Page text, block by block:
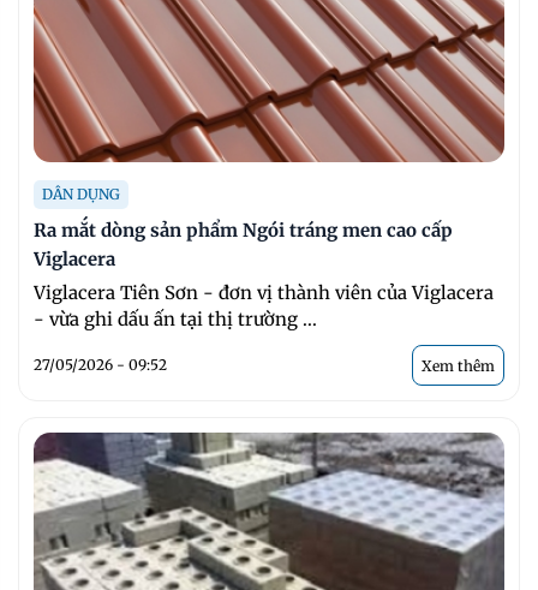
DÂN DỤNG
Ra mắt dòng sản phẩm Ngói tráng men cao cấp
Viglacera
Viglacera Tiên Sơn - đơn vị thành viên của Viglacera
- vừa ghi dấu ấn tại thị trường ...
27/05/2026 - 09:52 Xem thêm